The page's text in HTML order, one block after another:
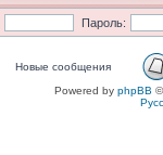
Пароль:
Новые сообщения
Powered by phpBB